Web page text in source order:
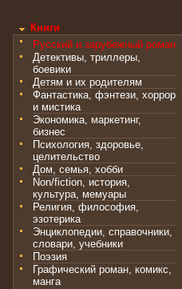
Книги
Русский и зарубежный роман
Детективы, триллеры,
боевики
Детям и их родителям
Фантастика, фэнтези, хоррор
и мистика
Экономика, маркетинг,
бизнес
Психология, здоровье,
целительство
Дом, семья, хобби
Non/fiction, история,
культура, мемуары
Религия, философия,
эзотерика
Энциклопедии, справочники,
словари, учебники
Поэзия
Графический роман, комикс,
манга